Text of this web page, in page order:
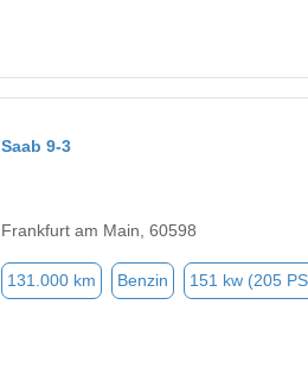
Saab 9-3
Frankfurt am Main, 60598
131.000 km Benzin 151 kw (205